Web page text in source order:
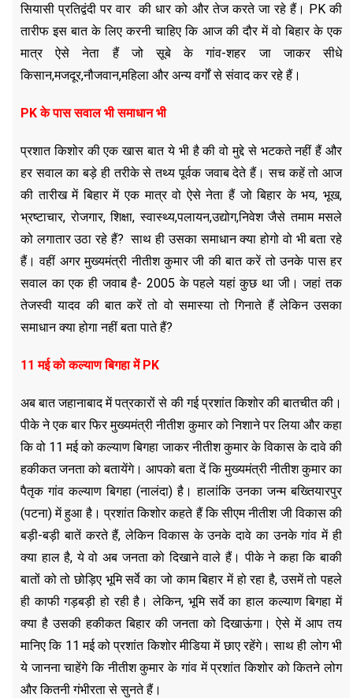
सियासी प्रतिद्वंदी पर वार की धार को और तेज करते जा रहे हैं। PK की
तारीफ इस बात के लिए करनी चाहिए कि आज की दौर में वो बिहार के एक
मात्र ऐसे नेता हैं जो सूबे के गांव-शहर जा जाकर सीधे
किसान,मजदूर,नौजवान,महिला और अन्य वर्गों से संवाद कर रहे हैं।
PK के पास सवाल भी समाधान भी
प्रशात किशोर की एक खास बात ये भी है की वो मुद्दे से भटकते नहीं हैं और
हर सवाल का बड़े ही तरीके से तथ्य पूर्वक जवाब देते हैं। सच कहें तो आज
की तारीख में बिहार में एक मात्र वो ऐसे नेता हैं जो बिहार के भय, भूख,
भ्रष्टाचार, रोजगार, शिक्षा, स्वास्थ्य,पलायन,उद्योग,निवेश जैसे तमाम मसले
को लगातार उठा रहे हैं? साथ ही उसका समाधान क्या होगो वो भी बता रहे
हैं। वहीं अगर मुख्यमंत्री नीतीश कुमार जी की बात करें तो उनके पास हर
सवाल का एक ही जवाब है- 2005 के पहले यहां कुछ था जी। जहां तक
तेजस्वी यादव की बात करें तो वो समास्या तो गिनाते हैं लेकिन उसका
समाधान क्या होगा नहीं बता पाते हैं?
11 मई को कल्याण बिगहा में PK
अब बात जहानाबाद में पत्रकारों से की गई प्रशांत किशोर की बातचीत की।
पीके ने एक बार फिर मुख्यमंत्री नीतीश कुमार को निशाने पर लिया और कहा
कि वो 11 मई को कल्याण बिगहा जाकर नीतीश कुमार के विकास के दावे की
हकीकत जनता को बतायेंगे। आपको बता दें कि मुख्यमंत्री नीतीश कुमार का
पैतृक गांव कल्याण बिगहा (नालंदा) है। हालांकि उनका जन्म बख्तियारपुर
(पटना) में हुआ है। प्रशांत किशोर कहते हैं कि सीएम नीतीश जी विकास की
बड़ी-बड़ी बातें करते हैं, लेकिन विकास के उनके दावे का उनके गांव में ही
क्या हाल है, ये वो अब जनता को दिखाने वाले हैं। पीके ने कहा कि बाकी
बातों को तो छोड़िए भूमि सर्वे का जो काम बिहार में हो रहा है, उसमें तो पहले
ही काफी गड़बड़ी हो रही है। लेकिन, भूमि सर्वे का हाल कल्याण बिगहा में
क्या है उसकी हकीकत बिहार की जनता को दिखाऊंगा। ऐसे में आप तय
मानिए कि 11 मई को प्रशांत किशोर मीडिया में छाए रहेंगे। साथ ही लोग भी
ये जानना चाहेंगे कि नीतीश कुमार के गांव में प्रशांत किशोर को कितने लोग
और कितनी गंभीरता से सुनते हैं।